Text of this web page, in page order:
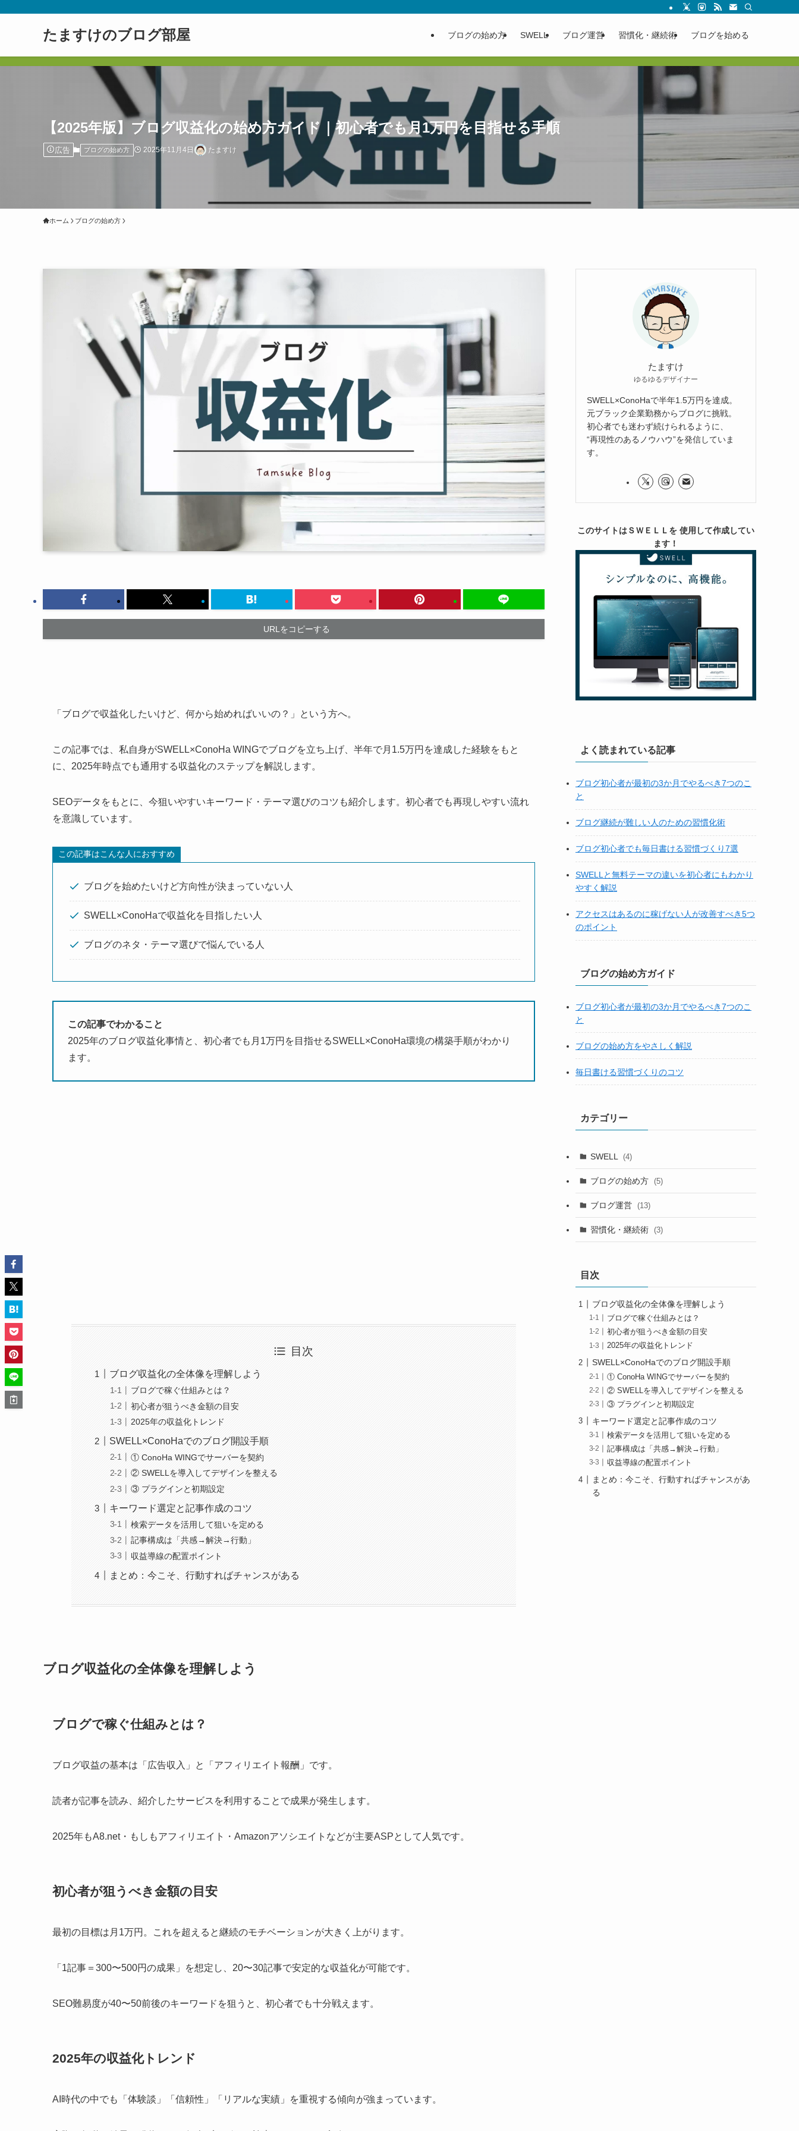
たますけのブログ部屋 ブログの始め方 SWELL ブログ運営 習慣化・継続術 ブログを始める
【2025年版】ブログ収益化の始め方ガイド｜初心者でも月1万円を目指せる手順
広告 ブログの始め方 2025年11月4日 たますけ
ホーム ブログの始め方
URLをコピーする
「ブログで収益化したいけど、何から始めればいいの？」という方へ。
この記事では、私自身がSWELL×ConoHa WINGでブログを立ち上げ、半年で月1.5万円を達成した経験をもと
に、2025年時点でも通用する収益化のステップを解説します。
SEOデータをもとに、今狙いやすいキーワード・テーマ選びのコツも紹介します。初心者でも再現しやすい流れ
を意識しています。
この記事はこんな人におすすめ
ブログを始めたいけど方向性が決まっていない人
SWELL×ConoHaで収益化を目指したい人
ブログのネタ・テーマ選びで悩んでいる人
この記事でわかること
2025年のブログ収益化事情と、初心者でも月1万円を目指せるSWELL×ConoHa環境の構築手順がわかり
ます。
目次
ブログ収益化の全体像を理解しよう
ブログで稼ぐ仕組みとは？
初心者が狙うべき金額の目安
2025年の収益化トレンド
SWELL×ConoHaでのブログ開設手順
① ConoHa WINGでサーバーを契約
② SWELLを導入してデザインを整える
③ プラグインと初期設定
キーワード選定と記事作成のコツ
検索データを活用して狙いを定める
記事構成は「共感→解決→行動」
収益導線の配置ポイント
まとめ：今こそ、行動すればチャンスがある
ブログ収益化の全体像を理解しよう
ブログで稼ぐ仕組みとは？
ブログ収益の基本は「広告収入」と「アフィリエイト報酬」です。
読者が記事を読み、紹介したサービスを利用することで成果が発生します。
2025年もA8.net・もしもアフィリエイト・Amazonアソシエイトなどが主要ASPとして人気です。
初心者が狙うべき金額の目安
最初の目標は月1万円。これを超えると継続のモチベーションが大きく上がります。
「1記事＝300〜500円の成果」を想定し、20〜30記事で安定的な収益化が可能です。
SEO難易度が40〜50前後のキーワードを狙うと、初心者でも十分戦えます。
2025年の収益化トレンド
AI時代の中でも「体験談」「信頼性」「リアルな実績」を重視する傾向が強まっています。
たますけ
ゆるゆるデザイナー
SWELL×ConoHaで半年1.5万円を達成。
元ブラック企業勤務からブログに挑戦。
初心者でも迷わず続けられるように、
“再現性のあるノウハウ”を発信していま
す。
このサイトはＳＷＥＬＬを 使用して作成してい
ます！
よく読まれている記事
ブログ初心者が最初の3か月でやるべき7つのこ
と
ブログ継続が難しい人のための習慣化術
ブログ初心者でも毎日書ける習慣づくり7選
SWELLと無料テーマの違いを初心者にもわかり
やすく解説
アクセスはあるのに稼げない人が改善すべき5つ
のポイント
ブログの始め方ガイド
ブログ初心者が最初の3か月でやるべき7つのこ
と
ブログの始め方をやさしく解説
毎日書ける習慣づくりのコツ
カテゴリー
SWELL (4)
ブログの始め方 (5)
ブログ運営 (13)
習慣化・継続術 (3)
目次
ブログ収益化の全体像を理解しよう
ブログで稼ぐ仕組みとは？
初心者が狙うべき金額の目安
2025年の収益化トレンド
SWELL×ConoHaでのブログ開設手順
① ConoHa WINGでサーバーを契約
② SWELLを導入してデザインを整える
③ プラグインと初期設定
キーワード選定と記事作成のコツ
検索データを活用して狙いを定める
記事構成は「共感→解決→行動」
収益導線の配置ポイント
まとめ：今こそ、行動すればチャンスがあ
る